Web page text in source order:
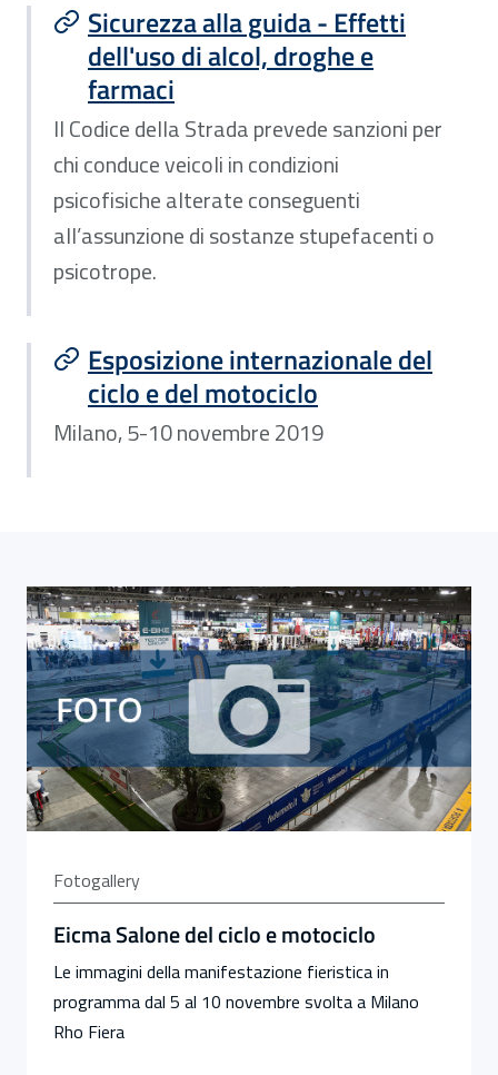
Sicurezza alla guida - Effetti
dell'uso di alcol, droghe e
farmaci
Il Codice della Strada prevede sanzioni per
chi conduce veicoli in condizioni
psicofisiche alterate conseguenti
all’assunzione di sostanze stupefacenti o
psicotrope.
Esposizione internazionale del
ciclo e del motociclo
Milano, 5-10 novembre 2019
Fotogallery
Eicma Salone del ciclo e motociclo
Le immagini della manifestazione fieristica in
programma dal 5 al 10 novembre svolta a Milano
Rho Fiera